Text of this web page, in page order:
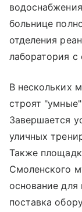
больнице
отделения
лаборатория
В нескольких
строят
Завершается
уличных
Также
Смоленского
основание
поставка